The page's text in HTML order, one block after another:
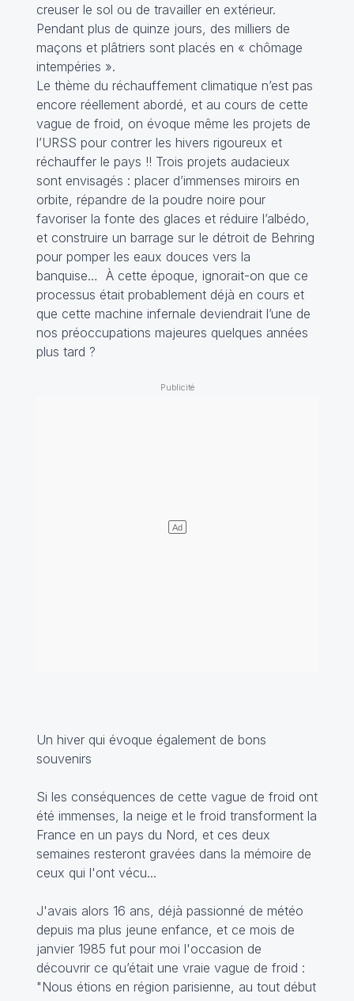
creuser le sol ou de travailler en extérieur.
Pendant plus de quinze jours, des milliers de
maçons et plâtriers sont placés en « chômage
intempéries ».
Le thème du réchauffement climatique n’est pas
encore réellement abordé, et au cours de cette
vague de froid, on évoque même les projets de
l’URSS pour contrer les hivers rigoureux et
réchauffer le pays !! Trois projets audacieux
sont envisagés : placer d’immenses miroirs en
orbite, répandre de la poudre noire pour
favoriser la fonte des glaces et réduire l’albédo,
et construire un barrage sur le détroit de Behring
pour pomper les eaux douces vers la
banquise… À cette époque, ignorait-on que ce
processus était probablement déjà en cours et
que cette machine infernale deviendrait l’une de
nos préoccupations majeures quelques années
plus tard ?
Un hiver qui évoque également de bons
souvenirs
Si les conséquences de cette vague de froid ont
été immenses, la neige et le froid transforment la
France en un pays du Nord, et ces deux
semaines resteront gravées dans la mémoire de
ceux qui l'ont vécu...
J'avais alors 16 ans, déjà passionné de météo
depuis ma plus jeune enfance, et ce mois de
janvier 1985 fut pour moi l'occasion de
découvrir ce qu’était une vraie vague de froid :
"Nous étions en région parisienne, au tout début